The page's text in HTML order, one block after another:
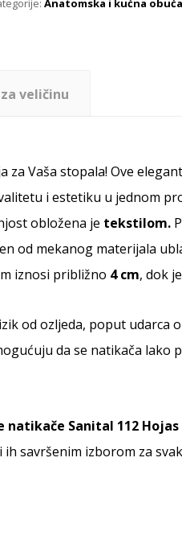
Anatomska i kućna obuća
veličinu
za Vaša stopala! Ove
i estetiku u jednom
obložena je tekstilom.
od mekanog materijala
iznosi približno 4 cm, dok
od ozljeda, poput udarca
da se natikača lako
natikače Sanital 112 Hojas
savršenim izborom za